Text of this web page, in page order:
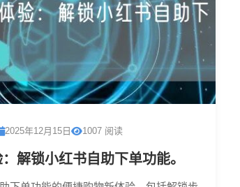
2025年12月15日 1007 阅读
解锁小红书自助下单功能。